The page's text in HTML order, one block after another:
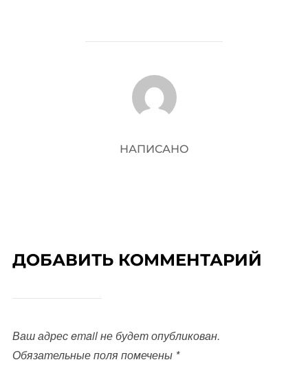
АВТОР ЗАПИСИ
НАПИСАНО
ДОБАВИТЬ КОММЕНТАРИЙ
Ваш адрес email не будет опубликован.
Обязательные поля помечены *